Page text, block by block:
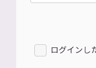
ログインし